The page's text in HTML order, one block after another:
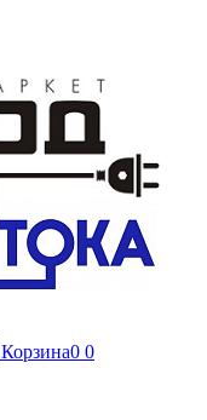
Корзина0 0